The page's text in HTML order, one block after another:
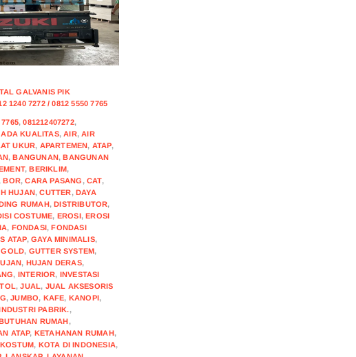
GALVANIS PIK
1240 7272 / 0812 5550 7765
7765,081212407272,
ADA KUALITAS,AIR,AIR
UKUR, APARTEMEN, ATAP,
,BANGUNAN,BANGUNAN
,BERIKLIM,
,BOR,CARA PASANG ,CAT,
HUJAN,CUTTER,DAYA
RUMAH,DISTRIBUTOR,
COSTUME, EROSI,EROSI
, FONDASI,FONDASI
ATAP,GAYA MINIMALIS,
GOLD, GUTTER SYSTEM,
, HUJAN DERAS,
, INTERIOR, INVESTASI
,JUAL, JUAL AKSESORIS
,JUMBO, KAFE, KANOPI,
PABRIK.,
RUMAH,
ATAP, KETAHANAN RUMAH,
KOSTUM, KOTA DI INDONESIA,